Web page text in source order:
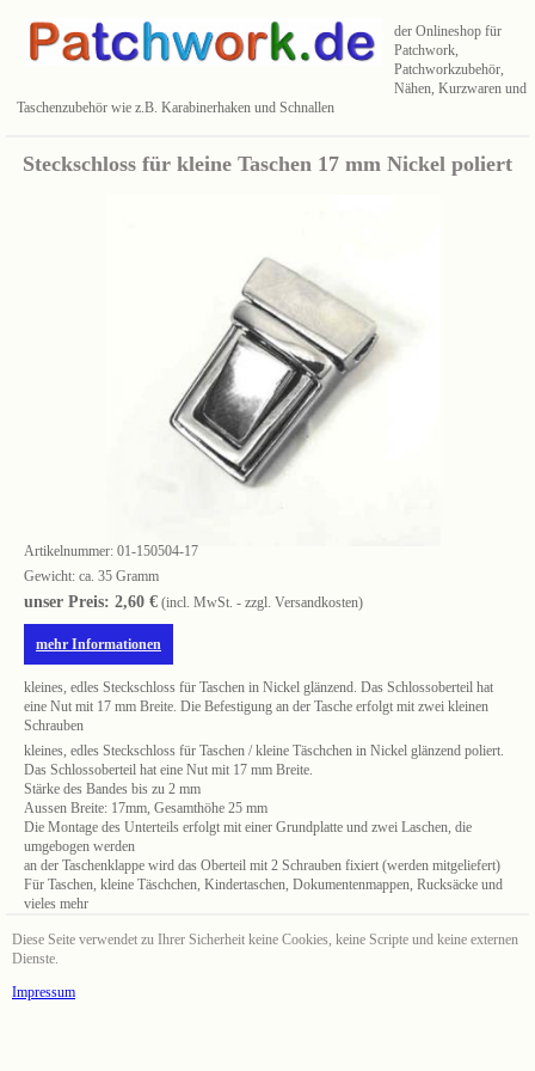
der Onlineshop für
Patchwork,
Patchworkzubehör,
Nähen, Kurzwaren und
Taschenzubehör wie z.B. Karabinerhaken und Schnallen
Steckschloss für kleine Taschen 17 mm Nickel poliert
Artikelnummer: 01-150504-17
Gewicht: ca. 35 Gramm
unser Preis: 2,60 € (incl. MwSt. - zzgl. Versandkosten)
mehr Informationen
kleines, edles Steckschloss für Taschen in Nickel glänzend. Das Schlossoberteil hat
eine Nut mit 17 mm Breite. Die Befestigung an der Tasche erfolgt mit zwei kleinen
Schrauben
kleines, edles Steckschloss für Taschen / kleine Täschchen in Nickel glänzend poliert.
Das Schlossoberteil hat eine Nut mit 17 mm Breite.
Stärke des Bandes bis zu 2 mm
Aussen Breite: 17mm, Gesamthöhe 25 mm
Die Montage des Unterteils erfolgt mit einer Grundplatte und zwei Laschen, die
umgebogen werden
an der Taschenklappe wird das Oberteil mit 2 Schrauben fixiert (werden mitgeliefert)
Für Taschen, kleine Täschchen, Kindertaschen, Dokumentenmappen, Rucksäcke und
vieles mehr
Diese Seite verwendet zu Ihrer Sicherheit keine Cookies, keine Scripte und keine externen
Dienste.
Impressum